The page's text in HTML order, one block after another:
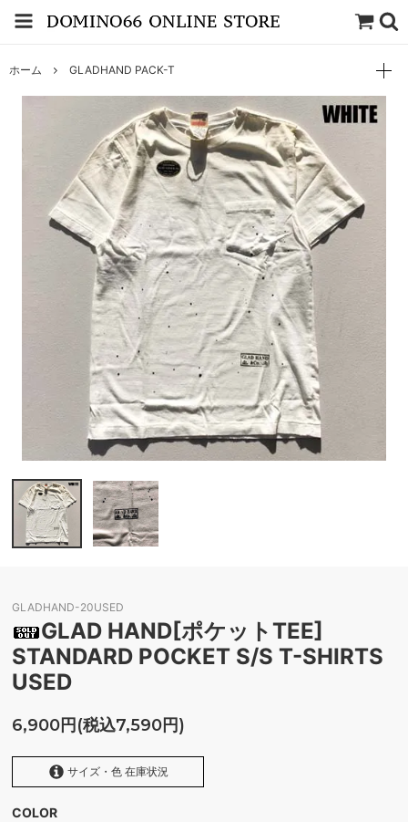
ホーム GLADHAND PACK-T
GLADHAND-20USED
GLAD HAND[ポケットTEE]
STANDARD POCKET S/S T-SHIRTS
USED
6,900円(税込7,590円)
サイズ・色 在庫状況
COLOR